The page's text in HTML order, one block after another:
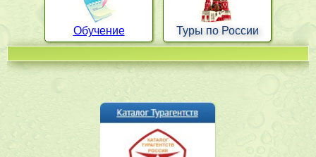
Обучение Туры по России